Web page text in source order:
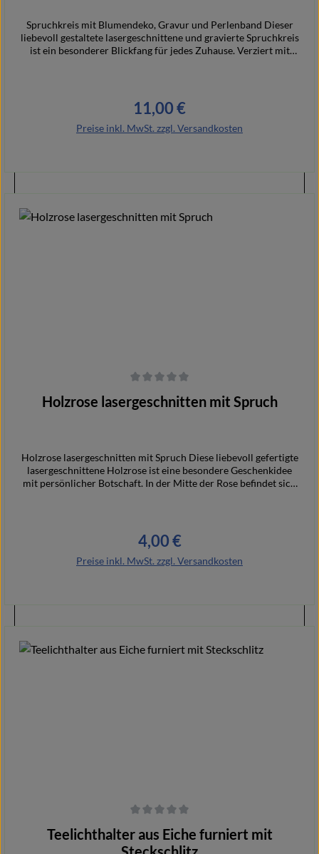
Spruchkreis mit Blumendeko, Gravur und Perlenband Dieser
liebevoll gestaltete lasergeschnittene und gravierte Spruchkreis
ist ein besonderer Blickfang für jedes Zuhause. Verziert mit
Laserschnitt entstehen besondere Details, die dem Dekoring
eine hochwertige und einzigartige Optik verleihen. Das
Perlenband rundet das Design harmonisch ab. Ideal als Wand-,
Regulärer Preis:
11,00 €
Preise inkl. MwSt. zzgl. Versandkosten
Details
Durchschnittliche Bewertung von 0 von 5 Sternen
Holzrose lasergeschnitten mit Spruch
Holzrose lasergeschnitten mit Spruch Diese liebevoll gefertigte
lasergeschnittene Holzrose ist eine besondere Geschenkidee
mit persönlicher Botschaft. In der Mitte der Rose befindet sich
Geschenk von Herzen. Durch die feinen lasergeschnittenen
Details wirkt jede Rose dekorativ, hochwertig und einzigartig.
Regulärer Preis:
4,00 €
Preise inkl. MwSt. zzgl. Versandkosten
Details
Durchschnittliche Bewertung von 0 von 5 Sternen
Teelichthalter aus Eiche furniert mit